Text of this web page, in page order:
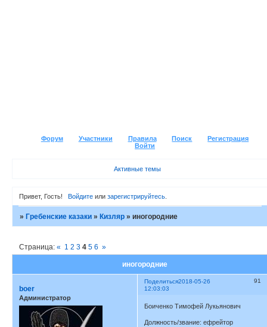
Форум Участники Правила Поиск
Регистрация
Войти
Активные темы
Привет, Гость! Войдитеили зарегистрируйтесь.
»Гребенские казаки »Кизляр »иногородние
иногородние
Страница:« 1 2 3 4 5 6 »
Поделиться 91
2018-05-26
12:03:03
boer
Администратор
Боиченко Тимофей Лукьянович
Должность/звание: ефрейтор